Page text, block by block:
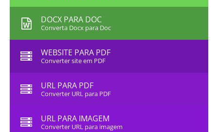
DOCX PARA DOC
Converta Docx para Doc
WEBSITE PARA PDF
Converter site em PDF
URL PARA PDF
Converter URL para PDF
URL PARA IMAGEM
Converter URL para imagem